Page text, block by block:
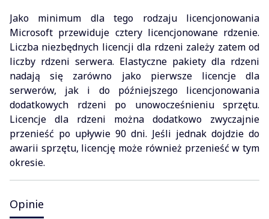
Jako minimum dla tego rodzaju licencjonowania
Microsoft przewiduje cztery licencjonowane rdzenie.
Liczba niezbędnych licencji dla rdzeni zależy zatem od
liczby rdzeni serwera. Elastyczne pakiety dla rdzeni
nadają się zarówno jako pierwsze licencje dla
serwerów, jak i do późniejszego licencjonowania
dodatkowych rdzeni po unowocześnieniu sprzętu.
Licencje dla rdzeni można dodatkowo zwyczajnie
przenieść po upływie 90 dni. Jeśli jednak dojdzie do
awarii sprzętu, licencję może również przenieść w tym
okresie.
Opinie